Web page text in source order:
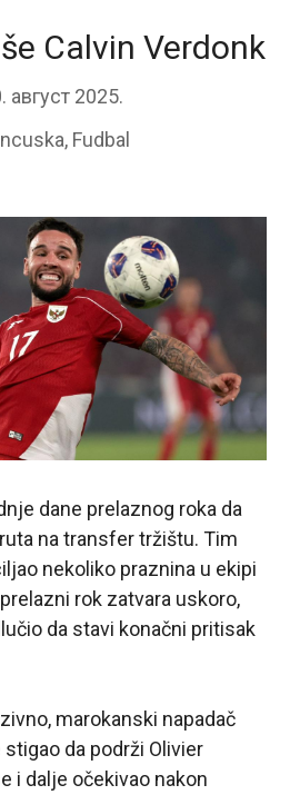
Calvin Verdonk
август 2025.
, Fudbal
dane prelaznog roka da
na transfer tržištu. Tim
nekoliko praznina u ekipi
rok zatvara uskoro,
da stavi konačni pritisak
marokanski napadač
da podrži Olivier
i dalje očekivao nakon